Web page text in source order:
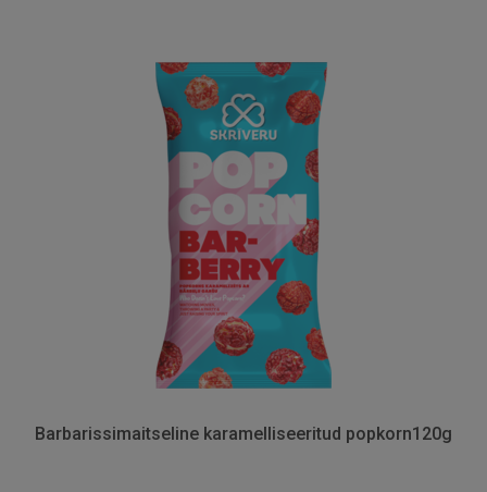
Barbarissimaitseline karamelliseeritud popkorn120g